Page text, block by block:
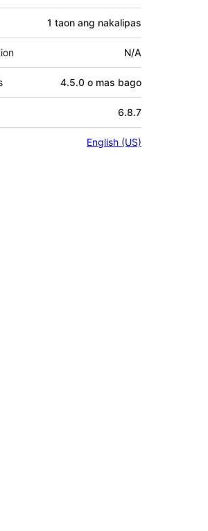
1 taon ang nakalipas
N/A
4.5.0 o mas bago
6.8.7
English (US)